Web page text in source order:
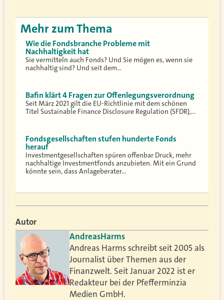
Mehr zum Thema
Wie die Fondsbranche Probleme mit
Nachhaltigkeit hat
Sie vermitteln auch Fonds? Und Sie mögen es, wenn sie
nachhaltig sind? Und seit dem…
Bafin klärt 4 Fragen zur Offenlegungsverordnung
Seit März 2021 gilt die EU-Richtlinie mit dem schönen
Titel Sustainable Finance Disclosure Regulation (SFDR),…
Fondsgesellschaften stufen hunderte Fonds
herauf
Investmentgesellschaften spüren offenbar Druck, mehr
nachhaltige Investmentfonds anzubieten. Mit ein Grund
könnte sein, dass Anlageberater…
Autor
AndreasHarms
Andreas Harms schreibt seit 2005 als
Journalist über Themen aus der
Finanzwelt. Seit Januar 2022 ist er
Redakteur bei der Pfefferminzia
Medien GmbH.